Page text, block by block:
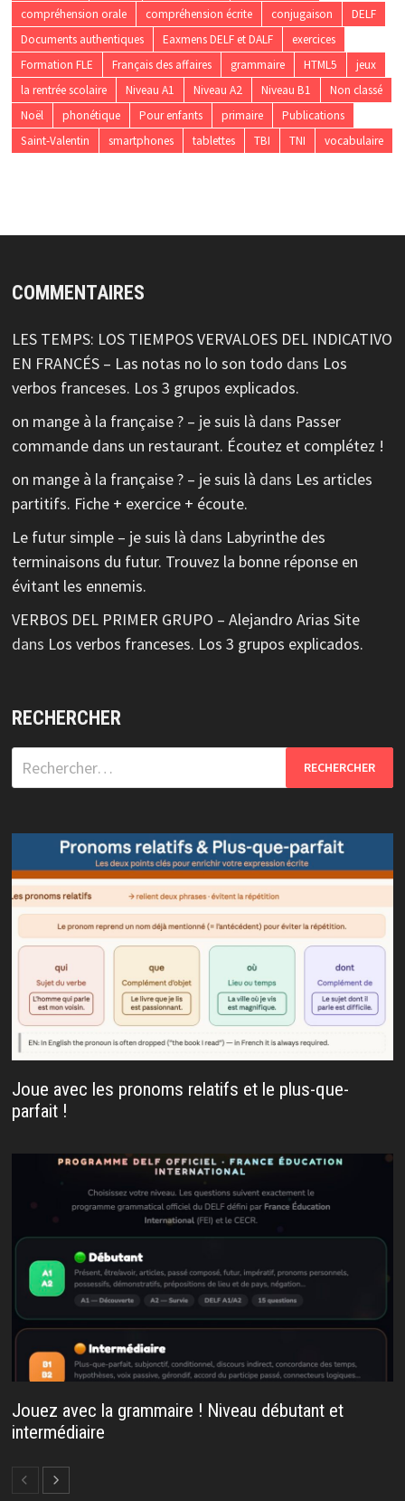
compréhension orale
compréhension écrite conjugaison
DELF
Documents authentiques
Eaxmens DELF et DALF
exercices
Formation FLE
Français des affaires grammaire HTML5
jeux
la rentrée scolaire
Niveau A1 Niveau A2 Niveau B1
Non classé
Noël
phonétique Pour enfants primaire
Publications
Saint-Valentin
smartphones tablettes TBI TNI vocabulaire
COMMENTAIRES
LES TEMPS: LOS TIEMPOS VERVALOES DEL INDICATIVO
EN FRANCÉS – Las notas no lo son todo dans Los
verbos franceses. Los 3 grupos explicados.
on mange à la française ? – je suis là dans Passer
commande dans un restaurant. Écoutez et complétez !
on mange à la française ? – je suis là dans Les articles
partitifs. Fiche + exercice + écoute.
Le futur simple – je suis là dans Labyrinthe des
terminaisons du futur. Trouvez la bonne réponse en
évitant les ennemis.
VERBOS DEL PRIMER GRUPO – Alejandro Arias Site
dans Los verbos franceses. Los 3 grupos explicados.
RECHERCHER
Rechercher :
Joue avec les pronoms relatifs et le plus-que-
parfait !
Jouez avec la grammaire ! Niveau débutant et
intermédiaire